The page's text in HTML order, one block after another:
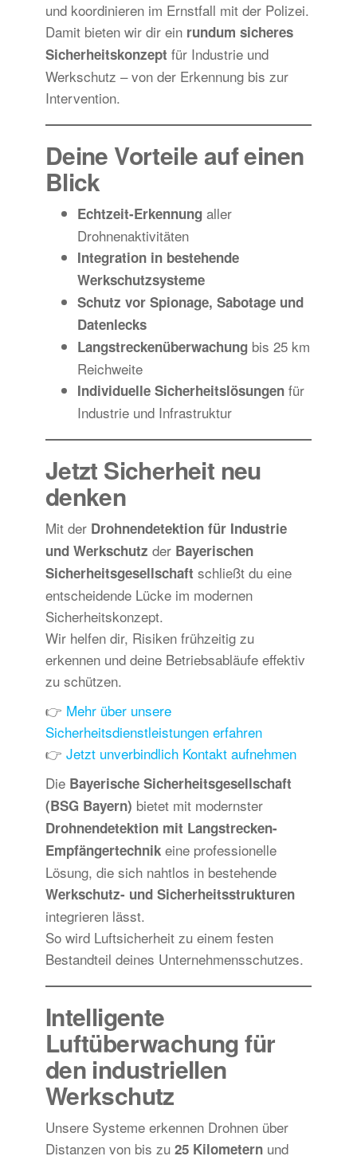
und koordinieren im Ernstfall mit der Polizei.
Damit bieten wir dir ein rundum sicheres
Sicherheitskonzept für Industrie und
Werkschutz – von der Erkennung bis zur
Intervention.
Deine Vorteile auf einen
Blick
Echtzeit-Erkennungaller
Drohnenaktivitäten
Integration in bestehende
Werkschutzsysteme
Schutz vor Spionage, Sabotage und
Datenlecks
Langstreckenüberwachungbis 25 km
Reichweite
Individuelle Sicherheitslösungenfür
Industrie und Infrastruktur
Jetzt Sicherheit neu
denken
Mit der Drohnendetektion für Industrie
und Werkschutz der Bayerischen
Sicherheitsgesellschaft schließt du eine
entscheidende Lücke im modernen
Sicherheitskonzept.
Wir helfen dir, Risiken frühzeitig zu
erkennen und deine Betriebsabläufe effektiv
zu schützen.
👉 Mehr über unsere
Sicherheitsdienstleistungen erfahren
👉 Jetzt unverbindlich Kontakt aufnehmen
Die Bayerische Sicherheitsgesellschaft
(BSG Bayern) bietet mit modernster
Drohnendetektion mit Langstrecken-
Empfängertechnikeine professionelle
Lösung, die sich nahtlos in bestehende
Werkschutz- und Sicherheitsstrukturen
integrieren lässt.
So wird Luftsicherheit zu einem festen
Bestandteil deines Unternehmensschutzes.
Intelligente
Luftüberwachung für
den industriellen
Werkschutz
Unsere Systeme erkennen Drohnen über
Distanzen von bis zu 25 Kilometernund